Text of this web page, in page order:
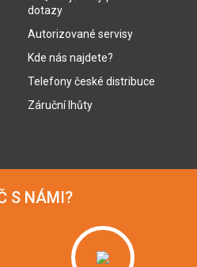
dotazy
Autorizované servisy
Kde nás najdete?
Telefony české distribuce
Záruční lhůty
S NÁMI?